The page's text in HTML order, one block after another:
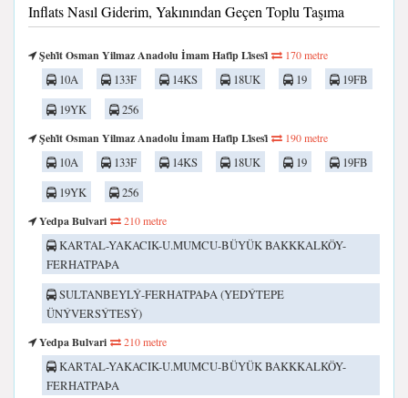
Inflats Nasıl Giderim, Yakınından Geçen Toplu Taşıma
Şehi̇t Osman Yilmaz Anadolu İmam Hati̇p Li̇sesi̇ 170 metre
10A 133F 14KS 18UK 19
19FB
19YK
256
Şehi̇t Osman Yilmaz Anadolu İmam Hati̇p Li̇sesi̇
190 metre
10A 133F 14KS 18UK 19
19FB
19YK
256
Yedpa Bulvari
210 metre
KARTAL-YAKACIK-U.MUMCU-BÜYÜK BAKKKALKÖY-
FERHATPAÞA
SULTANBEYLÝ-FERHATPAÞA (YEDÝTEPE
ÜNÝVERSÝTESÝ)
Yedpa Bulvari
210 metre
KARTAL-YAKACIK-U.MUMCU-BÜYÜK BAKKKALKÖY-
FERHATPAÞA